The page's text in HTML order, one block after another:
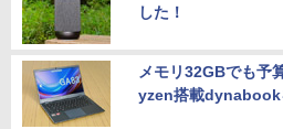
した！
メモリ32GBでも予
yzen搭載dynabook